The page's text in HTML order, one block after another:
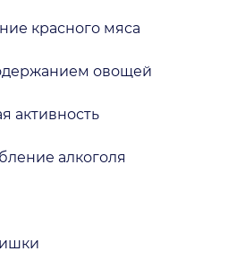
красного мяса
овощей
активность
алкоголя